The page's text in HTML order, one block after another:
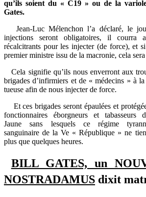
qu’ils soient du « C19 » ou de la
Gates.
Jean-Luc Mélenchon l’a déclaré, le
injections seront obligatoires, il courra
récalcitrants pour les injecter (de force), et si
premier ministre issu de la macronie, cela
Cela signifie qu’ils nous enverront aux
brigades d’infirmiers et de « médecins » à
tueuse afin de nous injecter de force.
Et ces brigades seront épaulées et
fonctionnaires éborgneurs et tabasseurs
Jaune sans lesquels ce régime
sanguinaire de la Ve « République » ne
plus que quelques heures.
BILL GATES, un
NOSTRADAMUS dixit